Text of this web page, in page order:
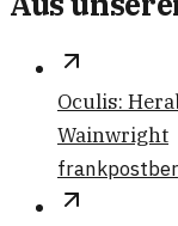
Oculis:
Wainwright